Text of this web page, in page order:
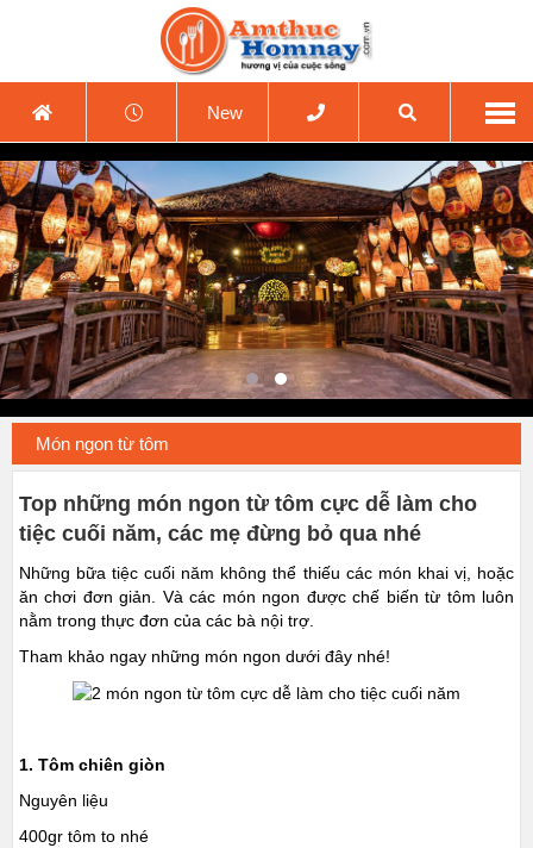
New
Món ngon từ tôm
Top những món ngon từ tôm cực dễ làm cho
tiệc cuối năm, các mẹ đừng bỏ qua nhé
Những bữa tiệc cuối năm không thể thiếu các món khai vị, hoặc
ăn chơi đơn giản. Và các món ngon được chế biến từ tôm luôn
nằm trong thực đơn của các bà nội trợ.
Tham khảo ngay những món ngon dưới đây nhé!
1. Tôm chiên giòn
Nguyên liệu
400gr tôm to nhé